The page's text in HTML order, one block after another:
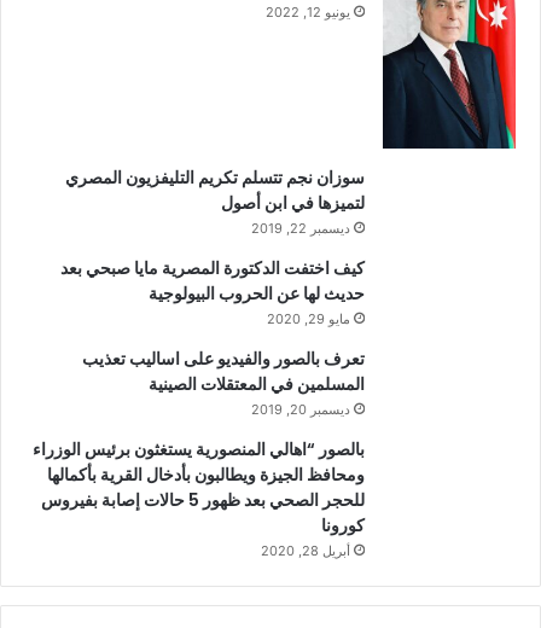
يونيو 12, 2022
سوزان نجم تتسلم تكريم التليفزيون المصري
لتميزها في ابن أصول
ديسمبر 22, 2019
كيف اختفت الدكتورة المصرية مايا صبحي بعد
حديث لها عن الحروب البيولوجية
مايو 29, 2020
تعرف بالصور والفيديو على اساليب تعذيب
المسلمين في المعتقلات الصينية
ديسمبر 20, 2019
بالصور “اهالي المنصورية يستغثون برئيس الوزراء
ومحافظ الجيزة ويطالبون بأدخال القرية بأكمالها
للحجر الصحي بعد ظهور 5 حالات إصابة بفيروس
كورونا
أبريل 28, 2020